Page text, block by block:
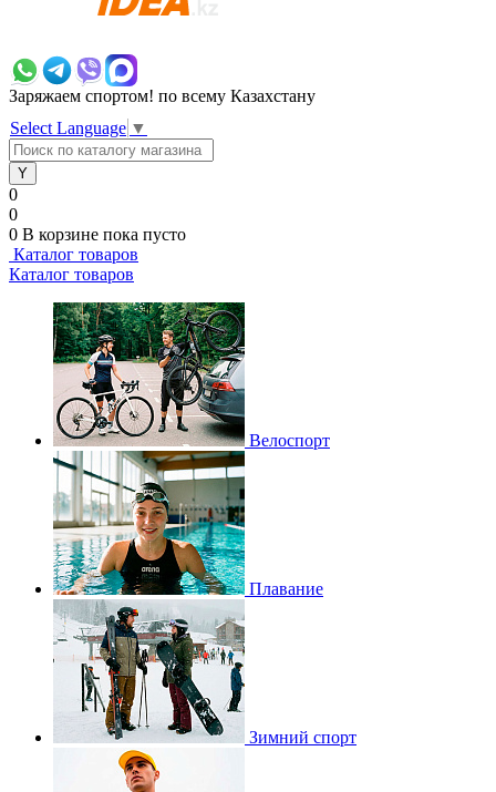
Заряжаем спортом! по всему Казахстану
Select Language ▼
0
0
0 В корзине пока пусто
Каталог товаров
Каталог товаров
Велоспорт
Плавание
Зимний спорт